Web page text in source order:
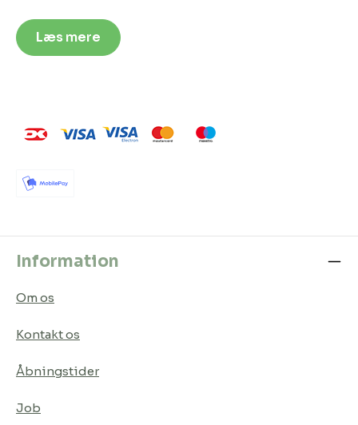
Læs mere
Information
Om os
Kontakt os
Åbningstider
Job